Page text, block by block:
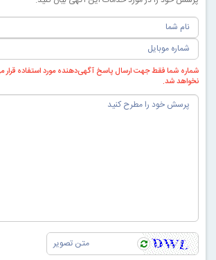
شماره شما فقط جهت ارسال پاسخ آگهی‌دهنده مورد استفاده قرار
نخواهد شد.